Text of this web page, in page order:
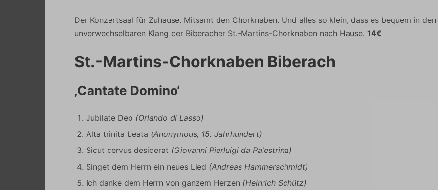
Der Konzertsaal für Zuhause. Mitsamt den Chorknaben. Und alles so klein, dass es bequem in
unverwechselbaren Klang der Biberacher St.-Martins-Chorknaben nach Hause. 14€
St.-Martins-Chorknaben Biberach
‚Cantate Domino‘
Jubilate Deo (Orlando di Lasso)
Alta trinita beata (Anonymous, 15. Jahrhundert)
Sicut cervus desiderat (Giovanni Pierluigi da Palestrina)
Singet dem Herrn ein neues Lied (Andreas Hammerschmidt)
Ich danke dem Herrn von ganzem Herzen (Heinrich Schütz)